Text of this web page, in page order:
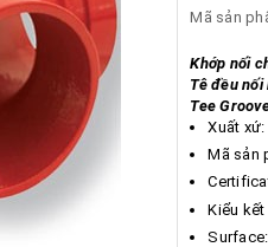
Mã sản
Khớp nối
Tê đều nối
Tee
Xuất
Mã sản
Kiểu kết